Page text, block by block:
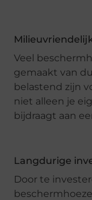
Veel
gemaakt van
belastend zijn
niet alleen je
bijdraagt aan
Langdurige
Door te